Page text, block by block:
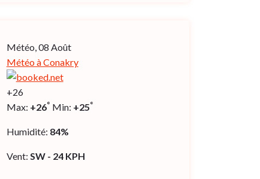
Météo, 08 Août
Météo à Conakry
+26
Max: +26° Min: +25°
Humidité: 84%
Vent: SW - 24 KPH